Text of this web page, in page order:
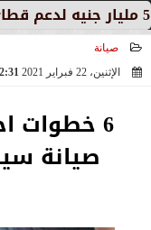
صيانة
الإثنين، 22 فبراير 2021
02:31
6 خطوات
صيانة